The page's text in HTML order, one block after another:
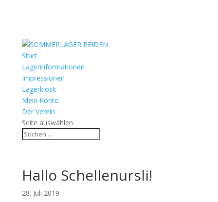
Start
Lagerinformationen
Impressionen
Lagerkiosk
Mein Konto
Der Verein
Seite auswählen
Hallo Schellenursli!
28. Juli 2019